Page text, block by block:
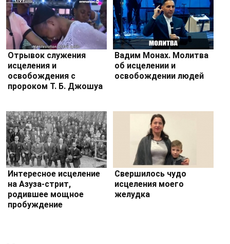
Отрывок служения
исцеления и
освобождения с
пророком Т. Б. Джошуа
Вадим Монах. Молитва
об исцелении и
освобождении людей
Интересное исцеление
на Азуза-стрит,
родившее мощное
пробуждение
Свершилось чудо
исцеления моего
желудка